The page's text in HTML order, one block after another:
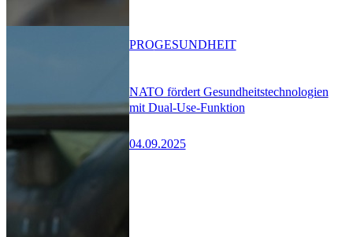
NATO fördert Gesundheitstechnologien
mit Dual-Use-Funktion
04.09.2025
PROGESUNDHEIT